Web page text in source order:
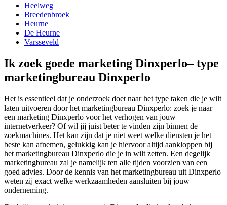
Heelweg
Breedenbroek
Heurne
De Heurne
Varsseveld
Ik zoek goede marketing Dinxperlo– type
marketingbureau Dinxperlo
Het is essentieel dat je onderzoek doet naar het type taken die je wilt
laten uitvoeren door het marketingbureau Dinxperlo: zoek je naar
een marketing Dinxperlo voor het verhogen van jouw
internetverkeer? Of wil jij juist beter te vinden zijn binnen de
zoekmachines. Het kan zijn dat je niet weet welke diensten je het
beste kan afnemen, gelukkig kan je hiervoor altijd aankloppen bij
het marketingbureau Dinxperlo die je in wilt zetten. Een degelijk
marketingbureau zal je namelijk ten alle tijden voorzien van een
goed advies. Door de kennis van het marketingbureau uit Dinxperlo
weten zij exact welke werkzaamheden aansluiten bij jouw
onderneming.